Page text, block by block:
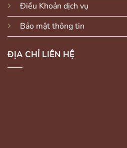
Điều Khoản dịch vụ
Bảo mật thông tin
ĐỊA CHỈ LIÊN HỆ